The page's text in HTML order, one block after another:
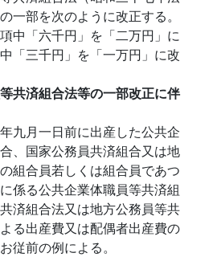
一部を次のように改正する。
中「六千円」を「二万円」に
「三千円」を「一万円」に改
共済組合法等の一部改正に伴
九月一日前に出産した公共企
、国家公務員共済組合又は地
組合員若しくは組合員であつ
係る公共企業体職員等共済組
済組合法又は地方公務員等共
る出産費又は配偶者出産費の
従前の例による。